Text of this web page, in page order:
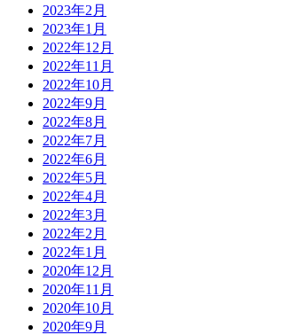
2023年2月
2023年1月
2022年12月
2022年11月
2022年10月
2022年9月
2022年8月
2022年7月
2022年6月
2022年5月
2022年4月
2022年3月
2022年2月
2022年1月
2020年12月
2020年11月
2020年10月
2020年9月